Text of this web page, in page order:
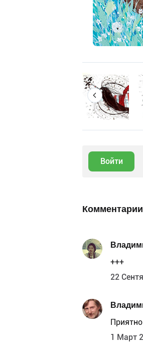
Войти
Комментарии
+++
22
1 Март